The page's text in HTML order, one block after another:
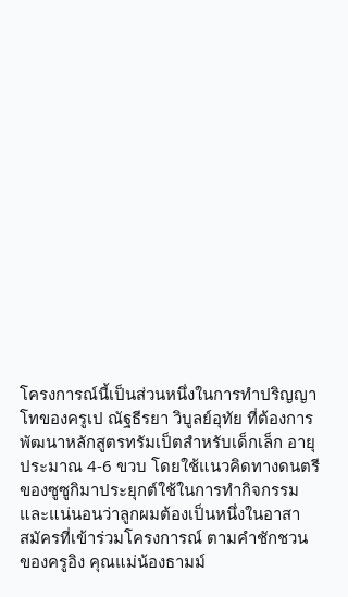
โครงการณ์นี้เป็นส่วนหนึ่งในการทำปริญญา
โทของครูเป ณัฐธีรยา วิบูลย์อุทัย ที่ต้องการ
พัฒนาหลักสูตรทรัมเป็ตสำหรับเด็กเล็ก อายุ
ประมาณ 4-6 ขวบ โดยใช้แนวคิดทางดนตรี
ของซูซูกิมาประยุกต์ใช้ในการทำกิจกรรม
และแน่นอนว่าลูกผมต้องเป็นหนึ่งในอาสา
สมัครที่เข้าร่วมโครงการณ์ ตามคำชักชวน
ของครูอิง คุณแม่น้องธามม์